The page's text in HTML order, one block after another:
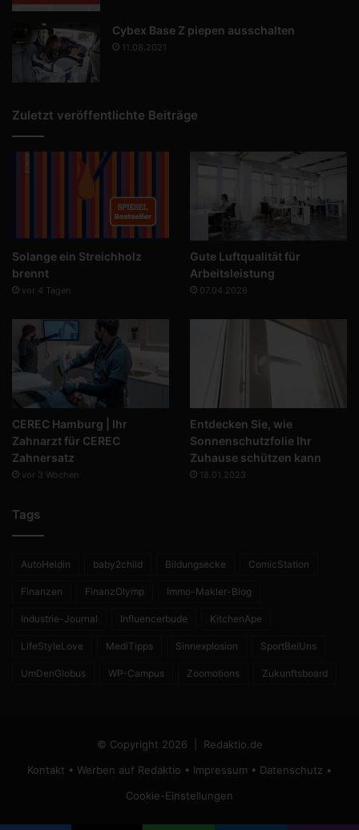
Cybex Base Z piepen ausschalten
11.08.2021
Zuletzt veröffentlichte Beiträge
Solange ein Streichholz
brennt
vor 4 Tagen
Gute Luftqualität für
Arbeitsleistung
07.04.2026
CEREC Hamburg | Ihr
Zahnarzt für CEREC
Zahnersatz
vor 3 Wochen
Entdecken Sie, wie
Sonnenschutzfolie Ihr
Zuhause schützen kann
18.01.2023
Tags
AutoHeldin baby2child Bildungsecke ComicStation
Finanzen FinanzOlymp Immo-Makler-Blog
Industrie-Journal Influencerbude KitchenApe
LifeStyleLove MediTipps Sinnexplosion SportBeiUns
UmDenGlobus WP-Campus Zoomotions Zukunftsboard
© Copyright 2026 | Redaktio.de
Kontakt • Werben auf Redaktio • Impressum • Datenschutz •
Cookie-Einstellungen